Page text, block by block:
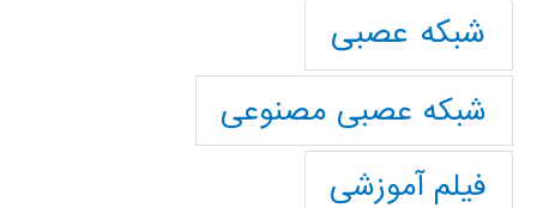
شبکه عصبی
شبکه عصبی مصنوعی
فیلم آموزشی